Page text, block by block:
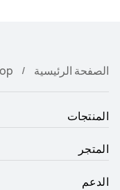
الصفحة الرئيسية
المنتجات
المتجر
الدعم